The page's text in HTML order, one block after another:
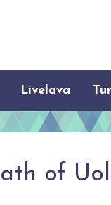
Livelava
of